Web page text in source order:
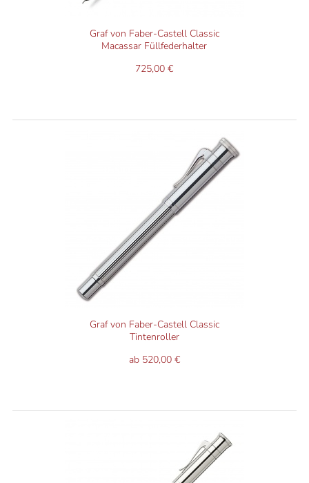
Graf von Faber-Castell Classic
Macassar Füllfederhalter
725,00 €
Graf von Faber-Castell Classic
Tintenroller
ab 520,00 €